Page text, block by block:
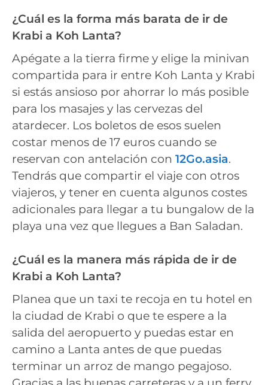
¿Cuál es la forma más barata de ir de
Krabi a Koh Lanta?
Apégate a la tierra firme y elige la minivan
compartida para ir entre Koh Lanta y Krabi
si estás ansioso por ahorrar lo más posible
para los masajes y las cervezas del
atardecer. Los boletos de esos suelen
costar menos de 17 euros cuando se
reservan con antelación con 12Go.asia.
Tendrás que compartir el viaje con otros
viajeros, y tener en cuenta algunos costes
adicionales para llegar a tu bungalow de la
playa una vez que llegues a Ban Saladan.
¿Cuál es la manera más rápida de ir de
Krabi a Koh Lanta?
Planea que un taxi te recoja en tu hotel en
la ciudad de Krabi o que te espere a la
salida del aeropuerto y puedas estar en
camino a Lanta antes de que puedas
terminar un arroz de mango pegajoso.